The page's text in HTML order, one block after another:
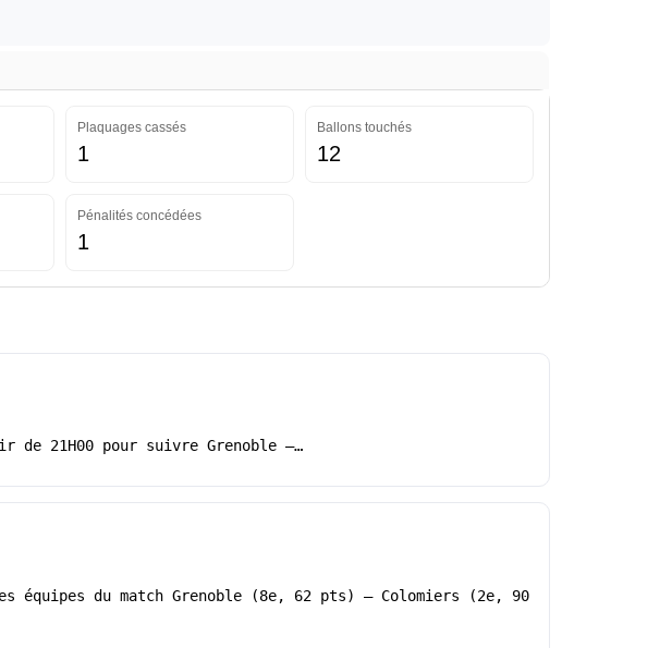
Plaquages cassés
1
Ballons touchés
12
Pénalités concédées
1
de 21H00 pour suivre Grenoble –…
équipes du match Grenoble (8e, 62 pts) – Colomiers (2e, 90